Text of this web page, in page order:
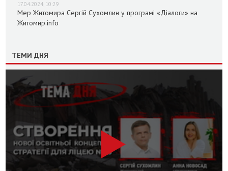
17.04.2024, 10:29
Мер Житомира Сергій Сухомлин у програмі «Діалоги» на
Житомир.info
ТЕМИ ДНЯ